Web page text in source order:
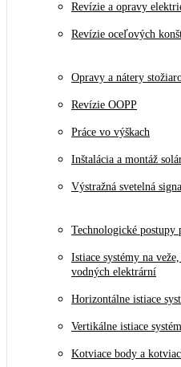
Revízie a opravy
Revízie oceľových
Opravy a nátery
Revízie OOPP
Práce vo výškach
Inštalácia a montáž
Výstražná svetelná
Technologické postupy
Istiace systémy na
vodných elektrární
Horizontálne istiace
Vertikálne istiace
Kotviace body a